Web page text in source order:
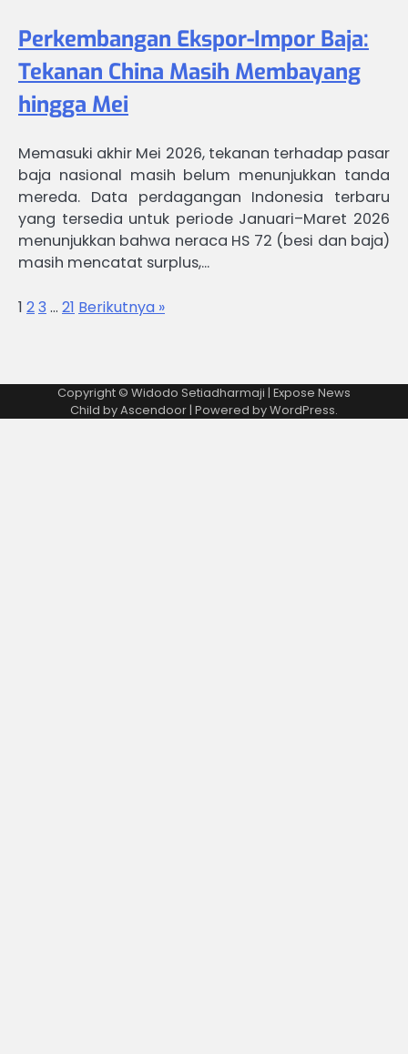
Perkembangan Ekspor-Impor Baja:
Tekanan China Masih Membayang
hingga Mei
Memasuki akhir Mei 2026, tekanan terhadap pasar
baja nasional masih belum menunjukkan tanda
mereda. Data perdagangan Indonesia terbaru
yang tersedia untuk periode Januari–Maret 2026
menunjukkan bahwa neraca HS 72 (besi dan baja)
masih mencatat surplus,…
1 23 … 21 Berikutnya »
Copyright © Widodo Setiadharmaji | Expose News
Child byAscendoor | Powered byWordPress.